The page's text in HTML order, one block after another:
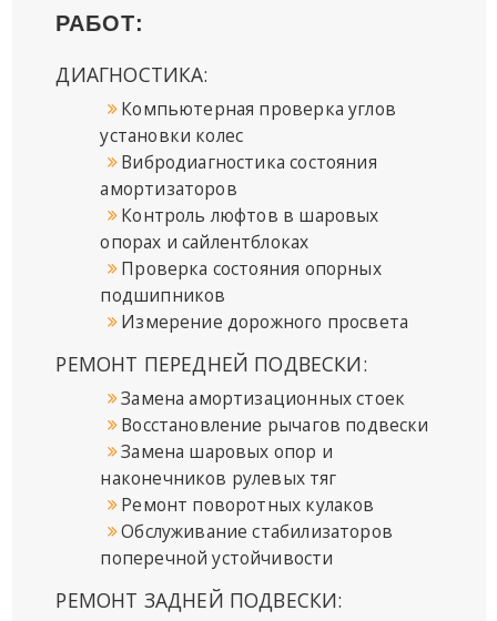
РАБОТ:
ДИАГНОСТИКА:
Компьютерная проверка углов
установки колес
Вибродиагностика состояния
амортизаторов
Контроль люфтов в шаровых
опорах и сайлентблоках
Проверка состояния опорных
подшипников
Измерение дорожного просвета
РЕМОНТ ПЕРЕДНЕЙ ПОДВЕСКИ:
Замена амортизационных стоек
Восстановление рычагов подвески
Замена шаровых опор и
наконечников рулевых тяг
Ремонт поворотных кулаков
Обслуживание стабилизаторов
поперечной устойчивости
РЕМОНТ ЗАДНЕЙ ПОДВЕСКИ: